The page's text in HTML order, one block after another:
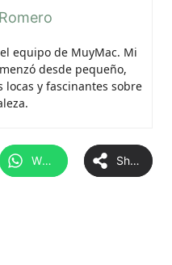
equipo de MuyMac. Mi
desde pequeño,
y fascinantes sobre
WhatsApp Share